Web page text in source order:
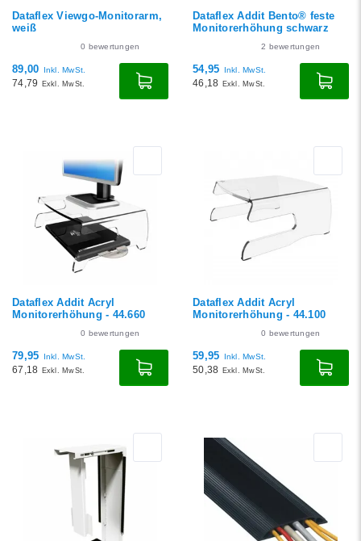
Dataflex Viewgo-Monitorarm,
weiß
0 bewertungen
89,00 Inkl. MwSt.
74,79 Exkl. MwSt.
Dataflex Addit Bento® feste
Monitorerhöhung schwarz
2 bewertungen
54,95 Inkl. MwSt.
46,18 Exkl. MwSt.
Dataflex Addit Acryl
Monitorerhöhung - 44.660
0 bewertungen
79,95 Inkl. MwSt.
67,18 Exkl. MwSt.
Dataflex Addit Acryl
Monitorerhöhung - 44.100
0 bewertungen
59,95 Inkl. MwSt.
50,38 Exkl. MwSt.